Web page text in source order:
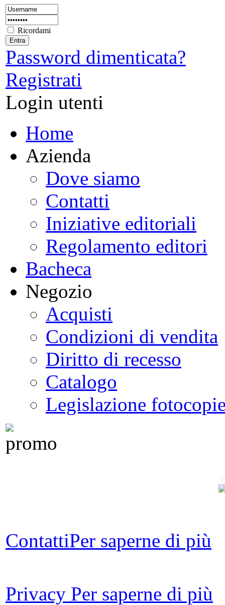
Ricordami
Password dimenticata?
Registrati
Login utenti
Home
Azienda
Dove siamo
Contatti
Iniziative editoriali
Regolamento editori
Bacheca
Negozio
Acquisti
Condizioni di vendita
Diritto di recesso
Catalogo
Legislazione
ContattiPer saperne di più
Privacy Per saperne di più